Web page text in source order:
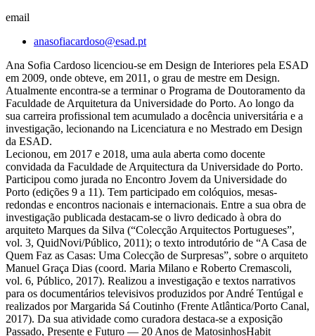
email
anasofiacardoso@esad.pt
Ana Sofia Cardoso licenciou-se em Design de Interiores pela ESAD
em 2009, onde obteve, em 2011, o grau de mestre em Design.
Atualmente encontra-se a terminar o Programa de Doutoramento da
Faculdade de Arquitetura da Universidade do Porto. Ao longo da
sua carreira profissional tem acumulado a docência universitária e a
investigação, lecionando na Licenciatura e no Mestrado em Design
da ESAD.
Lecionou, em 2017 e 2018, uma aula aberta como docente
convidada da Faculdade de Arquitectura da Universidade do Porto.
Participou como jurada no Encontro Jovem da Universidade do
Porto (edições 9 a 11). Tem participado em colóquios, mesas-
redondas e encontros nacionais e internacionais. Entre a sua obra de
investigação publicada destacam-se o livro dedicado à obra do
arquiteto Marques da Silva (“Colecção Arquitectos Portugueses”,
vol. 3, QuidNovi/Público, 2011); o texto introdutório de “A Casa de
Quem Faz as Casas: Uma Colecção de Surpresas”, sobre o arquiteto
Manuel Graça Dias (coord. Maria Milano e Roberto Cremascoli,
vol. 6, Público, 2017). Realizou a investigação e textos narrativos
para os documentários televisivos produzidos por André Tentúgal e
realizados por Margarida Sá Coutinho (Frente Atlântica/Porto Canal,
2017). Da sua atividade como curadora destaca-se a exposição
Passado, Presente e Futuro — 20 Anos de MatosinhosHabit